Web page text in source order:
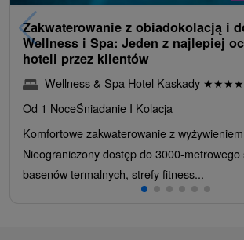
Zakwaterowanie z obiadokolacją i
Wellness i Spa: Jeden z najlepiej
hoteli przez klientów
Wellness & Spa Hotel Kaskady ★★★★
Od 1 NoceŚniadanie I Kolacja
Komfortowe zakwaterowanie z
Nieograniczony dostęp do 3000-metrowego
basenów termalnych, strefy fitness...